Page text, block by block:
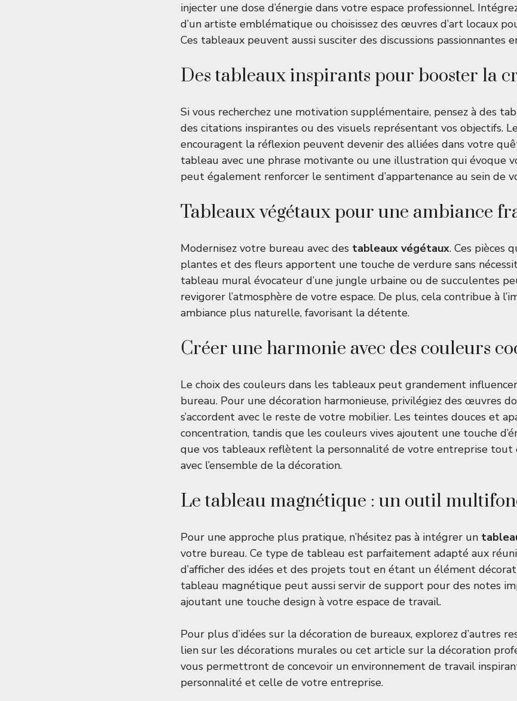
injecter une dose d’énergie dans votre espace professionnel.
d’un artiste emblématique ou choisissez des œuvres d’art locaux
Ces tableaux peuvent aussi susciter des discussions passionnantes
Des tableaux inspirants pour booster la
Si vous recherchez une motivation supplémentaire, pensez à des
des citations inspirantes ou des visuels représentant vos objectifs.
encouragent la réflexion peuvent devenir des alliées dans votre
tableau avec une phrase motivante ou une illustration qui évoque
peut également renforcer le sentiment d’appartenance au sein de
Tableaux végétaux pour une ambiance
Modernisez votre bureau avec des tableaux végétaux. Ces pièces
plantes et des fleurs apportent une touche de verdure sans
tableau mural évocateur d’une jungle urbaine ou de succulentes
revigorer l’atmosphère de votre espace. De plus, cela contribue à
ambiance plus naturelle, favorisant la détente.
Créer une harmonie avec des couleurs
Le choix des couleurs dans les tableaux peut grandement
bureau. Pour une décoration harmonieuse, privilégiez des œuvres
s’accordent avec le reste de votre mobilier. Les teintes douces et
concentration, tandis que les couleurs vives ajoutent une touche
que vos tableaux reflètent la personnalité de votre entreprise tout
avec l’ensemble de la décoration.
Le tableau magnétique : un outil
Pour une approche plus pratique, n’hésitez pas à intégrer un
votre bureau. Ce type de tableau est parfaitement adapté aux
d’afficher des idées et des projets tout en étant un élément
tableau magnétique peut aussi servir de support pour des notes
ajoutant une touche design à votre espace de travail.
Pour plus d’idées sur la décoration de bureaux, explorez d’autres
lien sur les décorations murales ou cet article sur la décoration
vous permettront de concevoir un environnement de travail
personnalité et celle de votre entreprise.